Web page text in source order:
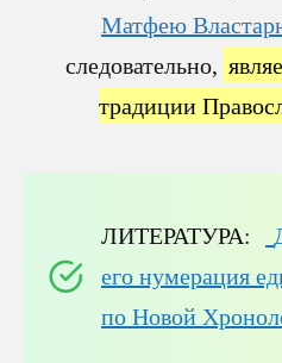
Матфею
следовательно,
традиции
ЛИТЕРАТУРА:
его нумерация
по Новой